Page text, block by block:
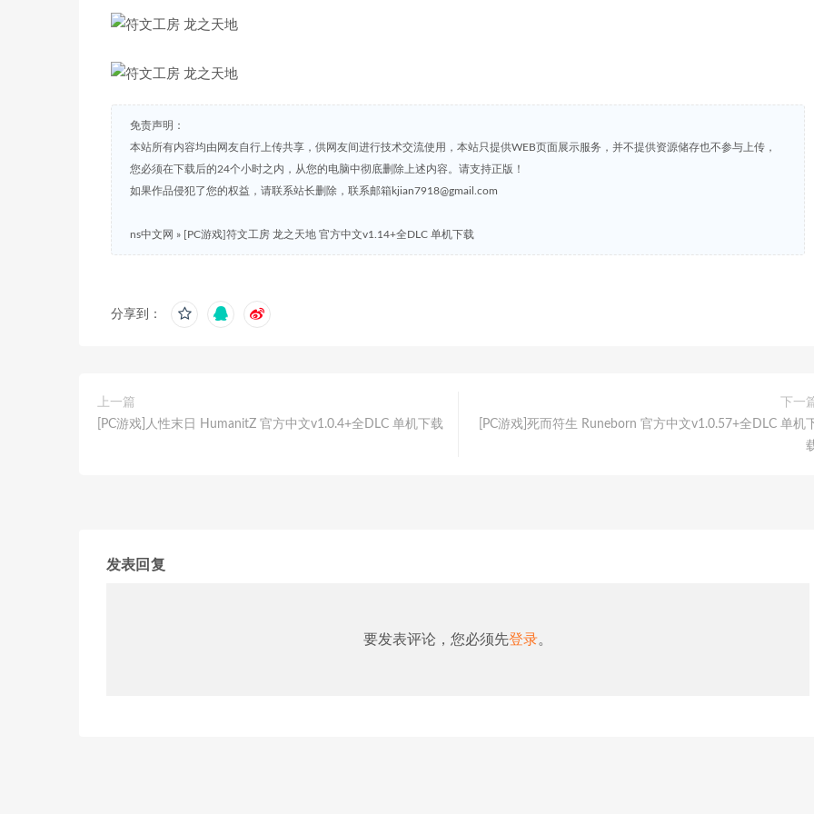
免责声明：
本站所有内容均由网友自行上传共享，供网友间进行技术交流使用，本站只提供WEB页面展示服务，并不提供资源储存也不参与上传，
您必须在下载后的24个小时之内，从您的电脑中彻底删除上述内容。请支持正版！
如果作品侵犯了您的权益，请联系站长删除，联系邮箱kjian7918@gmail.com
ns中文网 » [PC游戏]符文工房 龙之天地 官方中文v1.14+全DLC 单机下载
分享到：
上一篇
[PC游戏]人性末日 HumanitZ 官方中文v1.0.4+全DLC 单机下载
下一
[PC游戏]死而符生 Runeborn 官方中文v1.0.57+全DLC 单机
发表回复
要发表评论，您必须先登录。